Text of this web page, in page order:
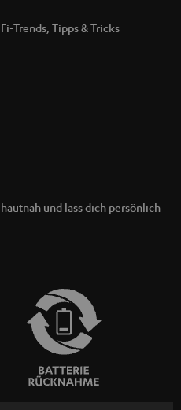
Trends, Tipps & Tricks
und lass dich persönlich